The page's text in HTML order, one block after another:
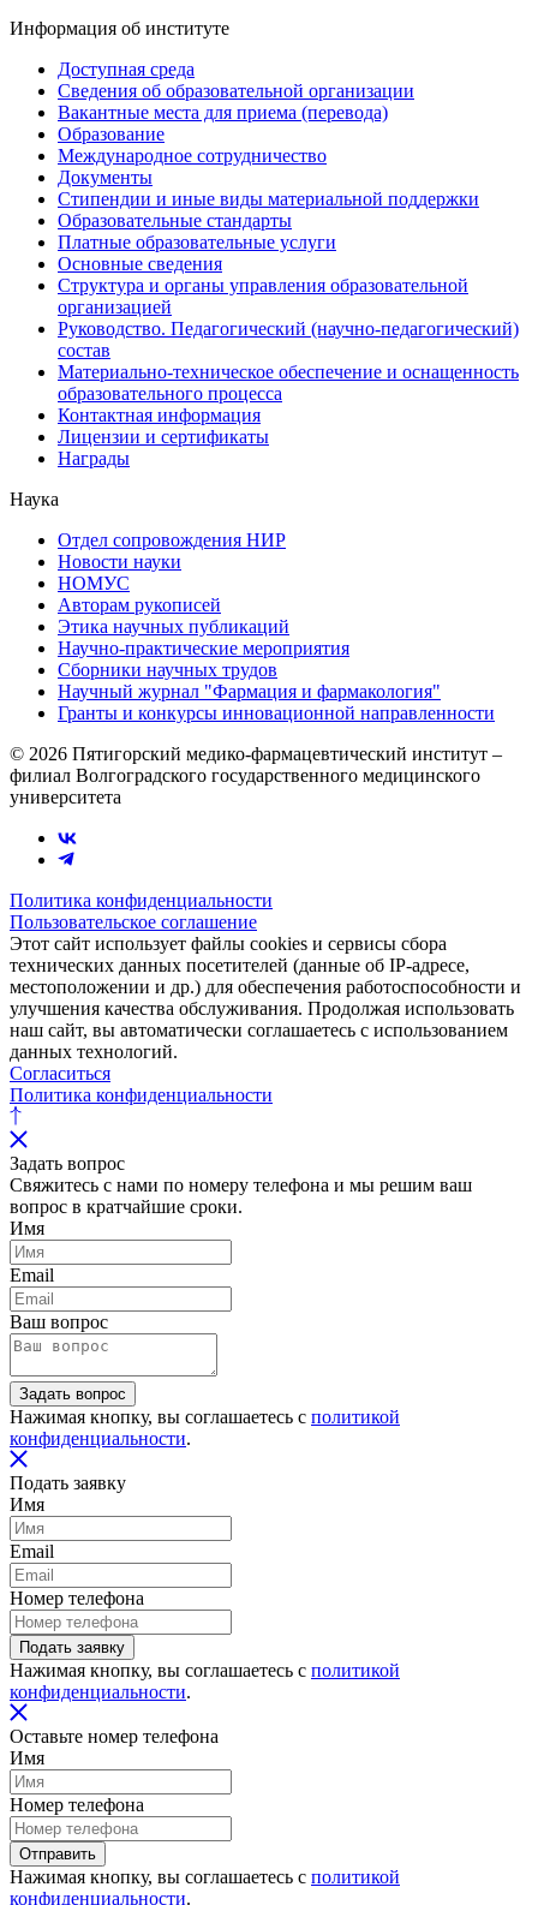
Информация об институте
Доступная среда
Сведения об образовательной организации
Вакантные места для приема (перевода)
Образование
Международное сотрудничество
Документы
Стипендии и иные виды материальной поддержки
Образовательные стандарты
Платные образовательные услуги
Основные сведения
Структура и органы управления образовательной
организацией
Руководство. Педагогический (научно-педагогический)
состав
Материально-техническое обеспечение и оснащенность
образовательного процесса
Контактная информация
Лицензии и сертификаты
Награды
Наука
Отдел сопровождения НИР
Новости науки
НОМУС
Авторам рукописей
Этика научных публикаций
Научно-практические мероприятия
Сборники научных трудов
Научный журнал "Фармация и фармакология"
Гранты и конкурсы инновационной направленности
© 2026 Пятигорский медико-фармацевтический институт –
филиал Волгоградского государственного медицинского
университета
Политика конфиденциальности
Пользовательское соглашение
Этот сайт использует файлы cookies и сервисы сбора
технических данных посетителей (данные об IP-адресе,
местоположении и др.) для обеспечения работоспособности и
улучшения качества обслуживания. Продолжая использовать
наш сайт, вы автоматически соглашаетесь с использованием
данных технологий.
Согласиться
Политика конфиденциальности
Задать вопрос
Свяжитесь с нами по номеру телефона и мы решим ваш
вопрос в кратчайшие сроки.
Имя
Email
Ваш вопрос
Задать вопрос
Нажимая кнопку, вы соглашаетесь с политикой
конфиденциальности.
Подать заявку
Имя
Email
Номер телефона
Подать заявку
Нажимая кнопку, вы соглашаетесь с политикой
конфиденциальности.
Оставьте номер телефона
Имя
Номер телефона
Отправить
Нажимая кнопку, вы соглашаетесь с политикой
конфиденциальности.